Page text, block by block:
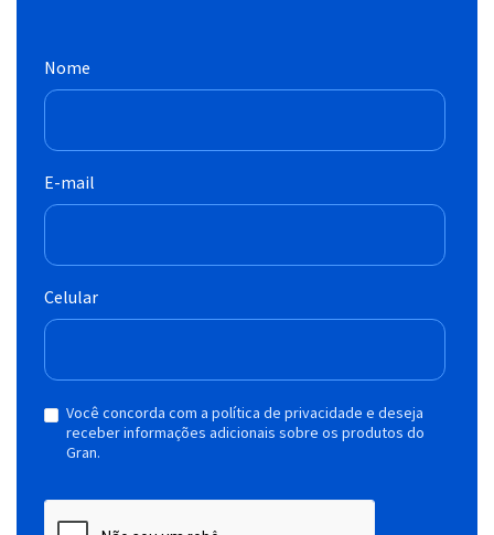
Nome
E-mail
Celular
Você concorda com a política de privacidade e deseja
receber informações adicionais sobre os produtos do
Gran.